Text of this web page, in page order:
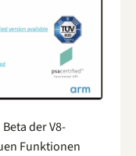
der V8-
Funktionen